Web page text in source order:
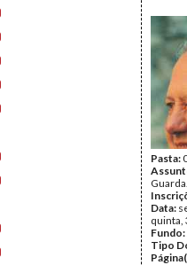
Pasta:
Guarda.
Data:
quinta,
Fundo:
Tipo